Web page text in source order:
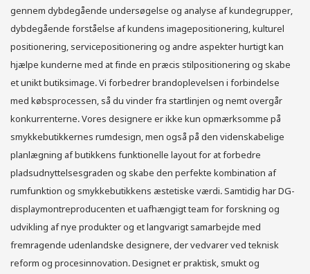
gennem dybdegående undersøgelse og analyse af kundegrupper,
dybdegående forståelse af kundens imagepositionering, kulturel
positionering, servicepositionering og andre aspekter hurtigt kan
hjælpe kunderne med at finde en præcis stilpositionering og skabe
et unikt butiksimage. Vi forbedrer brandoplevelsen i forbindelse
med købsprocessen, så du vinder fra startlinjen og nemt overgår
konkurrenterne. Vores designere er ikke kun opmærksomme på
smykkebutikkernes rumdesign, men også på den videnskabelige
planlægning af butikkens funktionelle layout for at forbedre
pladsudnyttelsesgraden og skabe den perfekte kombination af
rumfunktion og smykkebutikkens æstetiske værdi. Samtidig har DG-
displaymontreproducenten et uafhængigt team for forskning og
udvikling af nye produkter og et langvarigt samarbejde med
fremragende udenlandske designere, der vedvarer ved teknisk
reform og procesinnovation. Designet er praktisk, smukt og